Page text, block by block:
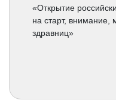
«Открытие
на старт, внимание,
здравниц»